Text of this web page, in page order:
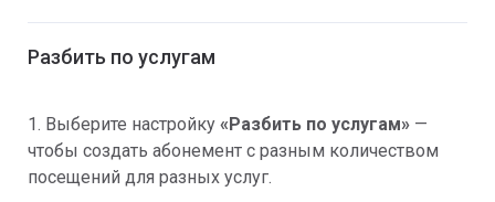
Разбить по услугам
1. Выберите настройку «Разбить по услугам» —
чтобы создать абонемент с разным количеством
посещений для разных услуг.